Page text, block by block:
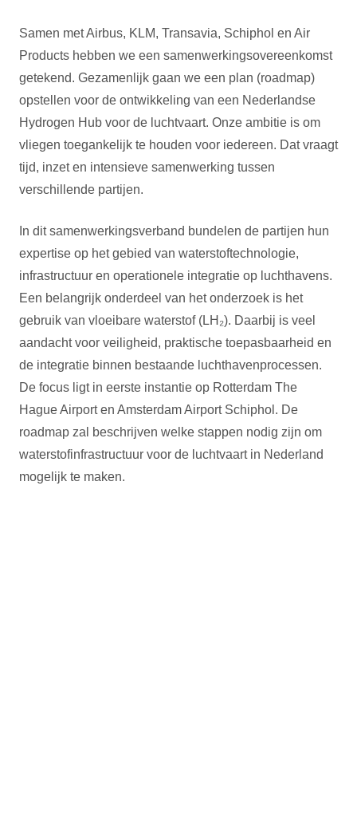
Samen met Airbus, KLM, Transavia, Schiphol en Air
Products hebben we een samenwerkingsovereenkomst
getekend. Gezamenlijk gaan we een plan (roadmap)
opstellen voor de ontwikkeling van een Nederlandse
Hydrogen Hub voor de luchtvaart. Onze ambitie is om
vliegen toegankelijk te houden voor iedereen. Dat vraagt
tijd, inzet en intensieve samenwerking tussen
verschillende partijen.
In dit samenwerkingsverband bundelen de partijen hun
expertise op het gebied van waterstoftechnologie,
infrastructuur en operationele integratie op luchthavens.
Een belangrijk onderdeel van het onderzoek is het
gebruik van vloeibare waterstof (LH₂). Daarbij is veel
aandacht voor veiligheid, praktische toepasbaarheid en
de integratie binnen bestaande luchthavenprocessen.
De focus ligt in eerste instantie op Rotterdam The
Hague Airport en Amsterdam Airport Schiphol. De
roadmap zal beschrijven welke stappen nodig zijn om
waterstofinfrastructuur voor de luchtvaart in Nederland
mogelijk te maken.